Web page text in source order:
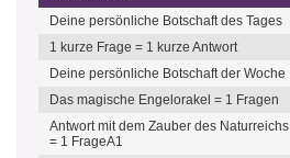
Deine persönliche Botschaft des Tages
1 kurze Frage = 1 kurze Antwort
Deine persönliche Botschaft der Woche
Das magische Engelorakel = 1 Fragen
Antwort mit dem Zauber des Naturreichs
= 1 FrageA1